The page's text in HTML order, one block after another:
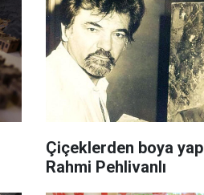
Çiçeklerden boya
Rahmi Pehlivanlı